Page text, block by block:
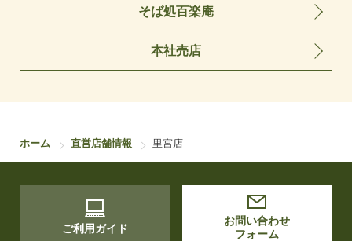
そば処百楽庵
本社売店
ホーム 直営店舗情報 里宮店
ご利用ガイド
お問い合わせ
フォーム